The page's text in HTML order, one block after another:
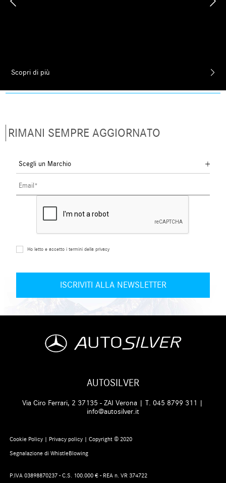
Scopri di più
RIMANI SEMPRE AGGIORNATO
Ho letto e accetto i termini della privacy
AUTOSILVER
Via Ciro Ferrari, 2 37135 - ZAI Verona | T.045 8799 311
info@autosilver.it
Cookie Policy | Privacy policy| Copyright © 2020
Segnalazione di WhistleBlowing
P.IVA 03898870237 - C.S. 100.000 € - REA n. VR 374722